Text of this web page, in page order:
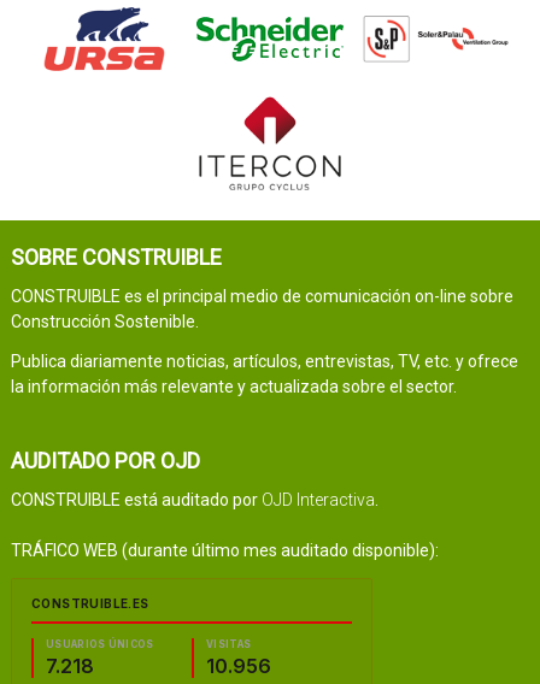
SOBRE CONSTRUIBLE
CONSTRUIBLE es el principal medio de comunicación on-line sobre
Construcción Sostenible.
Publica diariamente noticias, artículos, entrevistas, TV, etc. y ofrece
la información más relevante y actualizada sobre el sector.
AUDITADO POR OJD
CONSTRUIBLE está auditado por OJD Interactiva
TRÁFICO WEB (durante último mes auditado disponible):